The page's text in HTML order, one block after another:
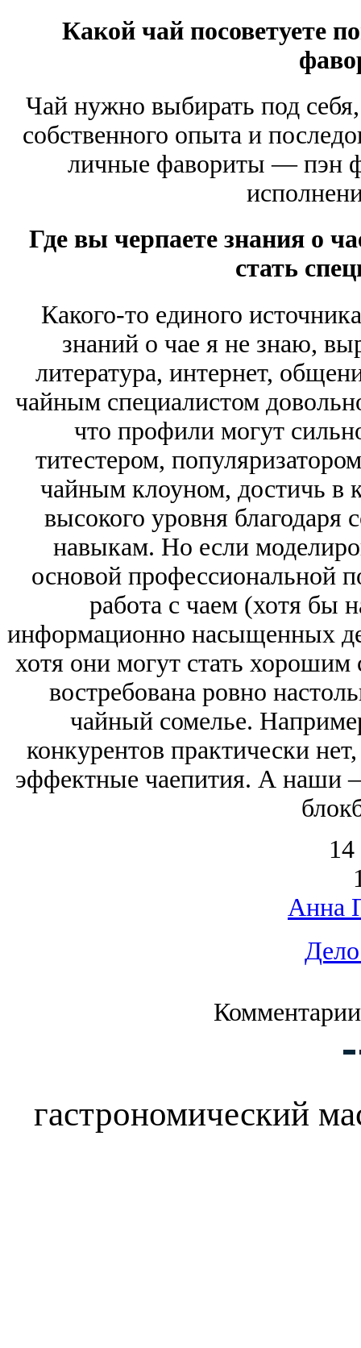
Какой чай посоветуете
Чай нужно выбирать под
собственного опыта и
личные фавориты — пэн
Где вы черпаете знания о
стать
Какого-то единого
знаний о чае я не знаю,
литература, интернет,
чайным специалистом
что профили могут
титестером,
чайным клоуном, достичь в
высокого уровня
навыкам. Но если
основой профессиональной
работа с чаем (хотя бы
информационно насыщенных
хотя они могут стать
востребована ровно
чайный сомелье.
конкурентов практически
эффектные чаепития. А наши
Анна
гастрономический